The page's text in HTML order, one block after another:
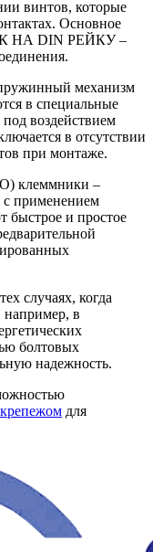
винтов, которые
Основное
НА DIN РЕЙКУ –
механизм
в специальные
воздействием
в отсутствии
при монтаже.
клеммники –
с применением
быстрое и простое
случаях, когда
например, в
болтовых
надежность.
крепежом для